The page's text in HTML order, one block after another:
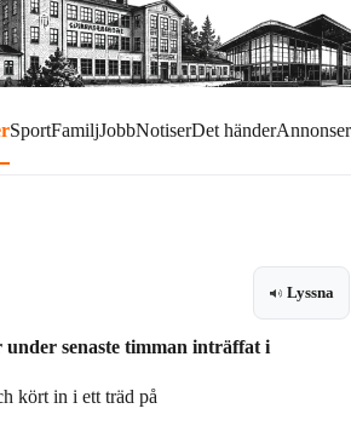
SportFamiljJobbNotiserDet händer
Lyssna
senaste timman inträffat i
kört in i ett träd på